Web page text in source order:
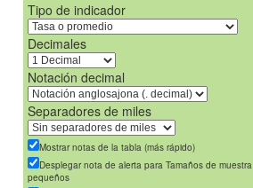
Tipo de indicador
Decimales
Notación decimal
Separadores de miles
Mostrar notas de la tabla (más rápido)
Desplegar nota de alerta para Tamaños de muestra
pequeños